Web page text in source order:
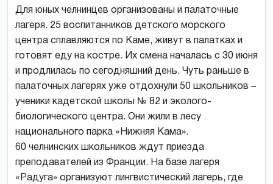
Для юных челнинцев организованы и палаточные
лагеря. 25 воспитанников детского морского
центра сплавляются по Каме, живут в палатках и
готовят еду на костре. Их смена началась с 30 июня
и продлилась по сегодняшний день. Чуть раньше в
палаточных лагерях уже отдохнули 50 школьников –
ученики кадетской школы № 82 и эколого-
биологического центра. Они жили в лесу
национального парка «Нижняя Кама».
60 челнинских школьников ждут приезда
преподавателей из Франции. На базе лагеря
«Радуга» организуют лингвистический лагерь, где